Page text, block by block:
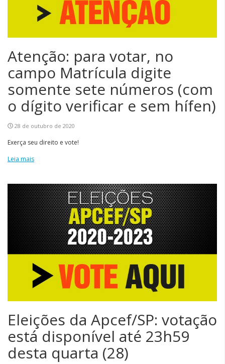
Atenção: para votar, no
campo Matrícula digite
somente sete números (com
o dígito verificar e sem hífen)
28 de outubro de 2020
Exerça seu direito e vote!
Leia mais
Eleições da Apcef/SP: votação
está disponível até 23h59
desta quarta (28)